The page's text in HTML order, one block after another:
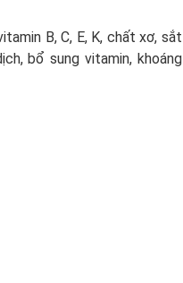
B, C, E, K, chất xơ, sắt
bổ sung vitamin, khoáng